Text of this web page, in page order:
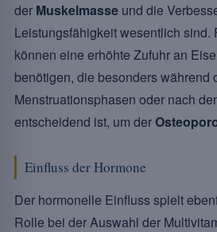
der Muskelmasse und die
Leistungsfähigkeit wesentlich sind.
können eine erhöhte Zufuhr an
benötigen, die besonders während
Menstruationsphasen oder nach
entscheidend ist, um der
Einfluss der Hormone
Der hormonelle Einfluss spielt
Rolle bei der Auswahl der